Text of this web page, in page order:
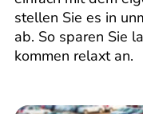
stellen Sie es in
ab. So sparen Sie
kommen relaxt an.